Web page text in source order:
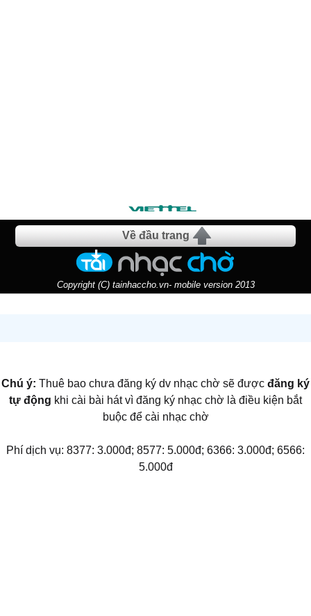
Về đầu trang
Copyright (C) tainhaccho.vn- mobile version 2013
Chú ý: Thuê bao chưa đăng ký dv nhạc chờ sẽ được đăng ký
tự động khi cài bài hát vì đăng ký nhạc chờ là điều kiện bắt
buộc để cài nhạc chờ
Phí dịch vụ: 8377: 3.000đ; 8577: 5.000đ; 6366: 3.000đ; 6566:
5.000đ